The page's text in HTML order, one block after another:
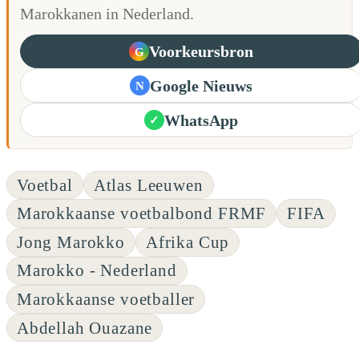
Marokkanen in Nederland.
G Voorkeursbron
N Google Nieuws
✓ WhatsApp
Voetbal
Atlas Leeuwen
Marokkaanse voetbalbond FRMF
FIFA
Jong Marokko
Afrika Cup
Marokko - Nederland
Marokkaanse voetballer
Abdellah Ouazane